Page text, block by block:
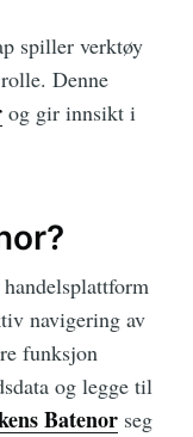
spiller verktøy
Denne
og gir innsikt i
navigering av
funksjon
og legge til
Batenor seg